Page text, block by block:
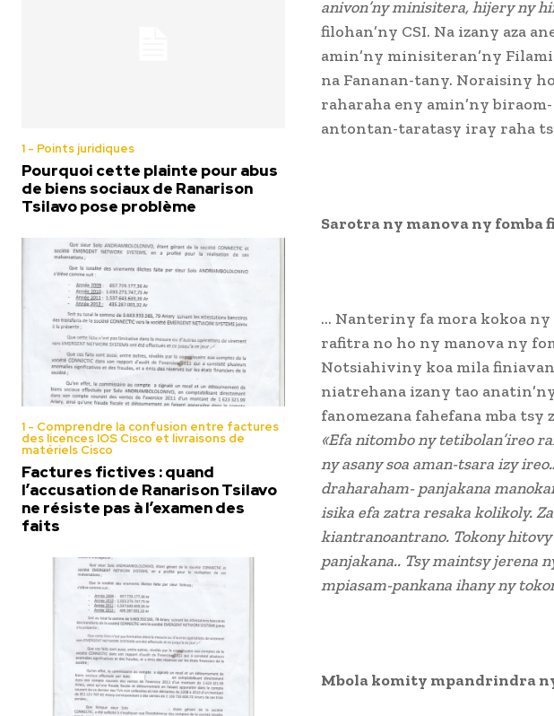
1 - Points juridiques
Pourquoi cette plainte pour abus
de biens sociaux de Ranarison
Tsilavo pose problème
1 - Comprendre la confusion entre factures
des licences IOS Cisco et livraisons de
matériels Cisco
Factures fictives : quand
l’accusation de Ranarison Tsilavo
ne résiste pas à l’examen des
faits
anivon’ny minisitera, hijery ny
filohan’ny CSI. Na izany aza
amin’ny minisiteran’ny
na Fananan-tany. Noraisiny
raharaha eny amin’ny
antontan-taratasy iray raha
Sarotra ny manova ny fomba
… Nanteriny fa mora kokoa
rafitra no ho ny manova ny
Notsiahiviny koa mila
niatrehana izany tao
fanomezana fahefana mba
«Efa nitombo ny tetibolan’ireo
ny asany soa aman-tsara izy
draharaham- panjakana
isika efa zatra resaka kolikoly.
kiantranoantrano. Tokony hitovy
panjakana.. Tsy maintsy jerena
mpiasam-pankana ihany ny
Mbola komity mpandrindra